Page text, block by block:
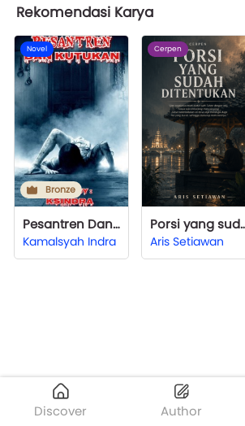
Discover Author
Rekomendasi Karya
Novel
Bronze
Pesantren Dan Kutukan
Kamalsyah Indra
Cerpen
Porsi yang
Aris Setiawan